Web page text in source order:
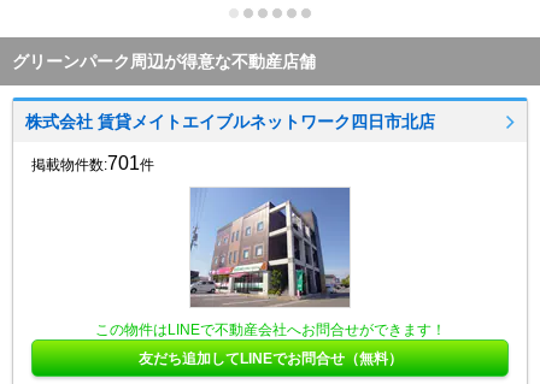
グリーンパーク周辺が得意な不動産店舗
株式会社 賃貸メイトエイブルネットワーク四日市北店
掲載物件数:701件
この物件はLINEで不動産会社へお問合せができます！
友だち追加してLINEでお問合せ（無料）